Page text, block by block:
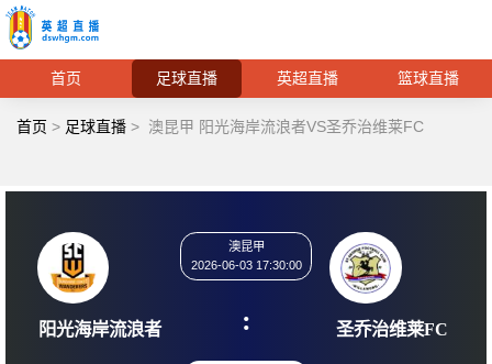
首页 足球直播 英超直播 篮球直播
首页 > 足球直播 > 澳昆甲 阳光海岸流浪者VS圣乔治维莱FC
2026-06-03 17:30:00